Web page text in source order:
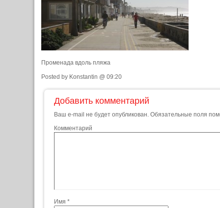
Променада вдоль пляжа
Posted by Konstantin @ 09:20
Добавить комментарий
Ваш e-mail не будет опубликован. Обязательные поля
Комментарий
Имя *